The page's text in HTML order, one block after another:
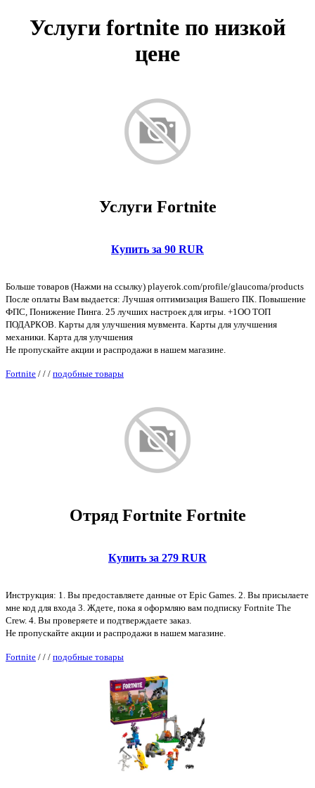
Услуги fortnite по низкой
цене
Услуги Fortnite
Купить за 90 RUR
Больше товаров (Нажми на ссылку) playerok.com/profile/glaucoma/products
После оплаты Вам выдается: Лучшая оптимизация Вашего ПК. Повышение
ФПС, Понижение Пинга. 25 лучших настроек для игры. +1OO ТОП
ПОДАРКОВ. Карты для улучшения мувмента. Карты для улучшения
механики. Карта для улучшения
Не пропускайте акции и распродажи в нашем магазине.
Fortnite / / / подобные товары
Отряд Fortnite Fortnite
Купить за 279 RUR
Инструкция: 1. Вы предоставляете данные от Epic Games. 2. Вы присылаете
мне код для входа 3. Ждете, пока я оформляю вам подписку Fortnite The
Crew. 4. Вы проверяете и подтверждаете заказ.
Не пропускайте акции и распродажи в нашем магазине.
Fortnite / / / подобные товары